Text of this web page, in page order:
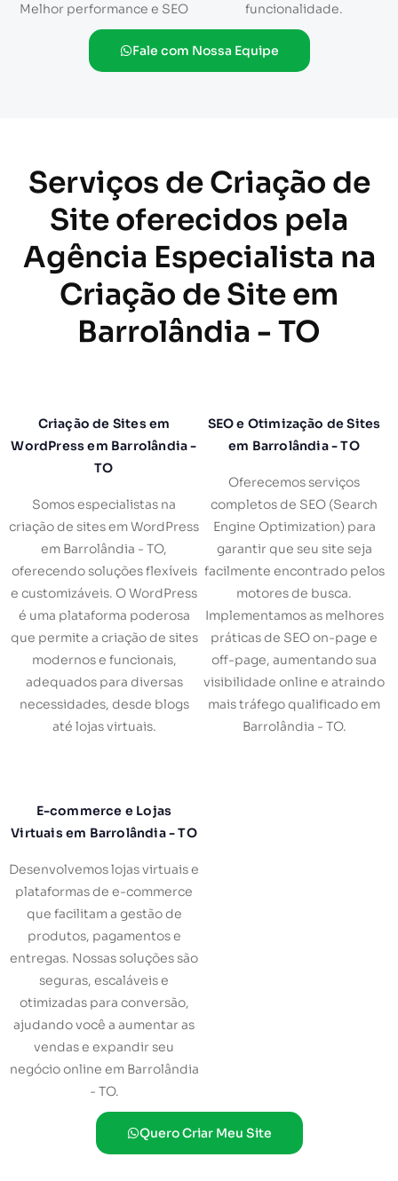
Melhor performance e SEO
funcionalidade.
Fale com Nossa Equipe
Serviços de Criação de
Site oferecidos pela
Agência Especialista na
Criação de Site em
Barrolândia - TO
Criação de Sites em
WordPress em Barrolândia -
TO
Somos especialistas na
criação de sites em WordPress
em Barrolândia - TO,
oferecendo soluções flexíveis
e customizáveis. O WordPress
é uma plataforma poderosa
que permite a criação de sites
modernos e funcionais,
adequados para diversas
necessidades, desde blogs
até lojas virtuais.
SEO e Otimização de Sites
em Barrolândia - TO
Oferecemos serviços
completos de SEO (Search
Engine Optimization) para
garantir que seu site seja
facilmente encontrado pelos
motores de busca.
Implementamos as melhores
práticas de SEO on-page e
off-page, aumentando sua
visibilidade online e atraindo
mais tráfego qualificado em
Barrolândia - TO.
E-commerce e Lojas
Virtuais em Barrolândia - TO
Desenvolvemos lojas virtuais e
plataformas de e-commerce
que facilitam a gestão de
produtos, pagamentos e
entregas. Nossas soluções são
seguras, escaláveis e
otimizadas para conversão,
ajudando você a aumentar as
vendas e expandir seu
negócio online em Barrolândia
- TO.
Quero Criar Meu Site